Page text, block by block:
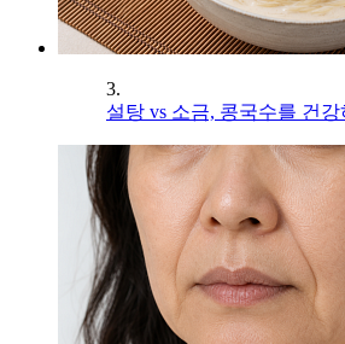
3.
설탕 vs 소금, 콩국수를 건